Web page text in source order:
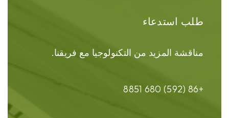
طلب استدعاء
مناقشة المزيد من التكنولوجيا مع فريقنا.
+86 (592) 680 8851